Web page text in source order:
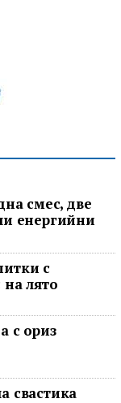
смес, две
енергийни
с
лято
с ориз
свастика